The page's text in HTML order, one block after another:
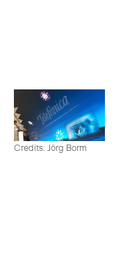
Credits: Jörg Borm